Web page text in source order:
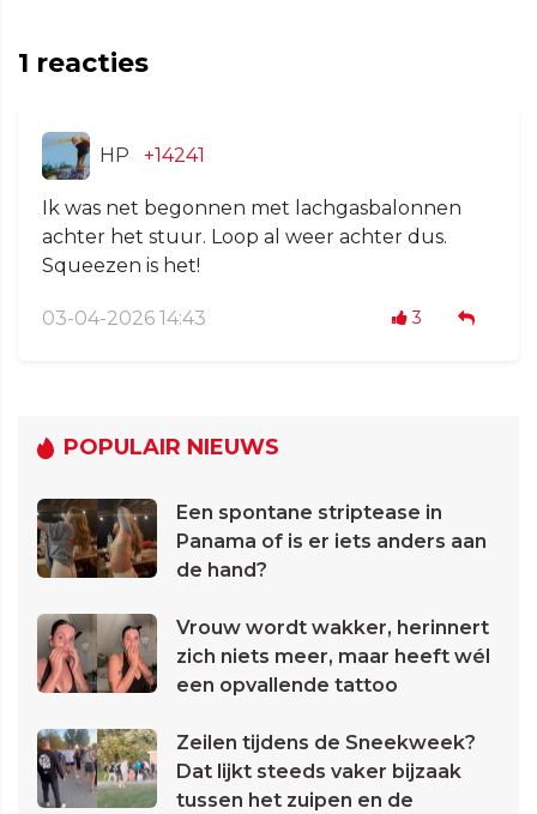
1 reacties
HP +14241
Ik was net begonnen met lachgasbalonnen
achter het stuur. Loop al weer achter dus.
Squeezen is het!
03-04-2026 14:43 3
POPULAIR NIEUWS
Een spontane striptease in
Panama of is er iets anders aan
de hand?
Vrouw wordt wakker, herinnert
zich niets meer, maar heeft wél
een opvallende tattoo
Zeilen tijdens de Sneekweek?
Dat lijkt steeds vaker bijzaak
tussen het zuipen en de